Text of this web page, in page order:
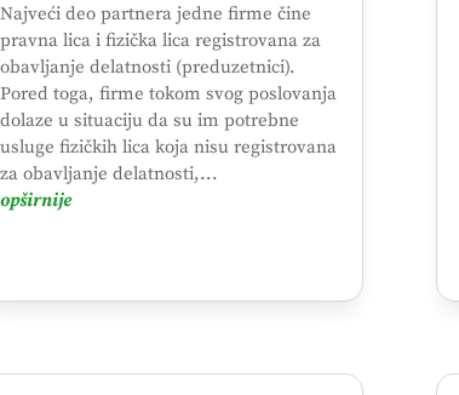
Najveći deo partnera jedne firme čine
pravna lica i fizička lica registrovana za
obavljanje delatnosti (preduzetnici).
Pored toga, firme tokom svog poslovanja
dolaze u situaciju da su im potrebne
usluge fizičkih lica koja nisu registrovana
za obavljanje delatnosti,...
opširnije